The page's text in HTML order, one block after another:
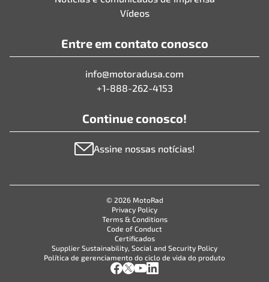
Vídeos
Entre em contato conosco
info@motoradusa.com
+1-888-262-4153
Continue conosco!
Assine nossas notícias!
© 2026 MotoRad
Privacy Policy
Terms & Conditions
Code of Conduct
Certificados
Supplier Sustainability, Social and Security Policy
Política de gerenciamento do ciclo de vida do produto